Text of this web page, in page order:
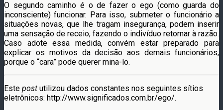
O segundo caminho é o de fazer o ego (como guarda do
inconsciente) funcionar. Para isso, submeter o funcionário a
situações novas, que lhe tragam insegurança, podem inserir
uma sensação de receio, fazendo o indivíduo retornar à razão.
Caso adote essa medida, convém estar preparado para
explicar os motivos da decisão aos demais funcionários,
porque o “cara” pode querer mina-lo.
Este post utilizou dados constantes nos seguintes sítios
eletrônicos: http://www.significados.com.br/ego/.